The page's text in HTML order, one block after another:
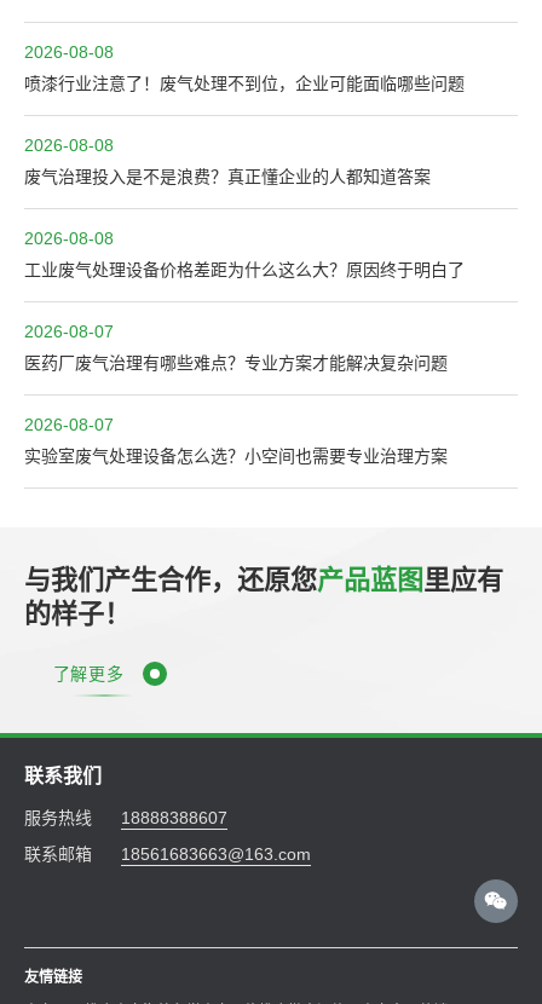
2026-08-08
喷漆行业注意了！废气处理不到位，企业可能面临哪些问题
2026-08-08
废气治理投入是不是浪费？真正懂企业的人都知道答案
2026-08-08
工业废气处理设备价格差距为什么这么大？原因终于明白了
2026-08-07
医药厂废气治理有哪些难点？专业方案才能解决复杂问题
2026-08-07
实验室废气处理设备怎么选？小空间也需要专业治理方案
与我们产生合作，还原您产品蓝图里应有
的样子！
了解更多
联系我们
服务热线
18888388607
联系邮箱
18561683663@163.com
友情链接